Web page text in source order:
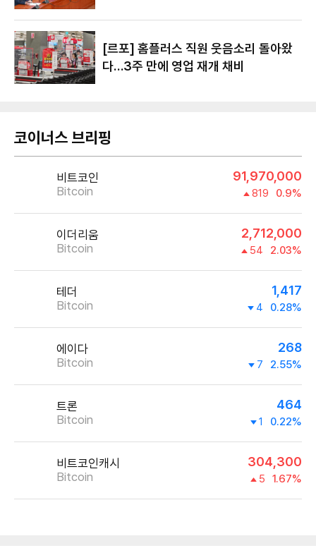
[르포] 홈플러스 직원 웃음소리 돌아왔
다…3주 만에 영업 재개 채비
코이너스 브리핑
비트코인
Bitcoin
91,970,000
819 0.9%
이더리움
Bitcoin
2,712,000
54 2.03%
테더
Bitcoin
1,417
4 0.28%
에이다
Bitcoin
268
7 2.55%
트론
Bitcoin
464
1 0.22%
비트코인캐시
Bitcoin
304,300
5 1.67%